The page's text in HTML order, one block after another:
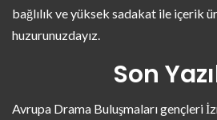
bağlılık ve yüksek sadakat ile içerik
huzurunuzdayız.
Son
Avrupa Drama Buluşmaları gençleri